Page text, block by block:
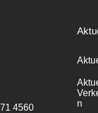
4560
n